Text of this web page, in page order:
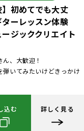
】初めてでも大丈
ーレッスン体験
ージッククリエイト
ん、大歓迎！
弾いてみたいけどきっかけ
込む 詳しく見る